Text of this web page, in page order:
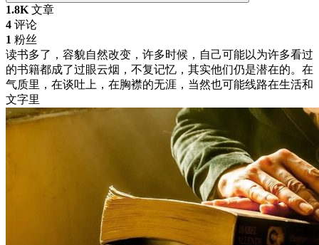
1.8K 文章
4 评论
1 粉丝
读书多了，容貌自然改变，许多时候，自己可能以为许多看过
的书籍都成了过眼云烟，不复记忆，其实他们仍是潜在的。在
气质里，在谈吐上，在胸襟的无涯，当然也可能线路在生活和
文字里